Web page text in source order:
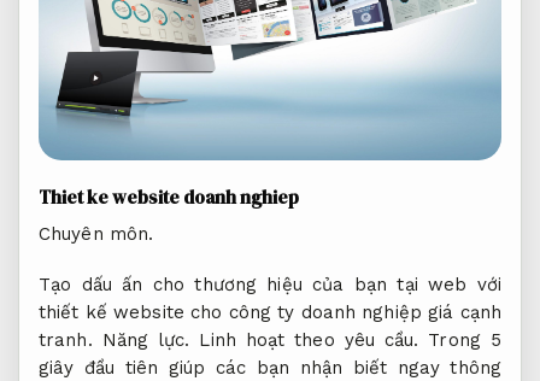
Thiet ke website doanh nghiep
Chuyên môn.
Tạo dấu ấn cho thương hiệu của bạn tại web với
thiết kế website cho công ty doanh nghiệp giá cạnh
tranh. Năng lực. Linh hoạt theo yêu cầu. Trong 5
giây đầu tiên giúp các bạn nhận biết ngay thông